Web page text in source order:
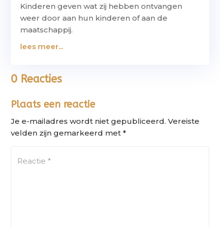
Kinderen geven wat zij hebben ontvangen
weer door aan hun kinderen of aan de
maatschappij.
lees meer...
0 Reacties
Plaats een reactie
Je e-mailadres wordt niet gepubliceerd. Vereiste
velden zijn gemarkeerd met*